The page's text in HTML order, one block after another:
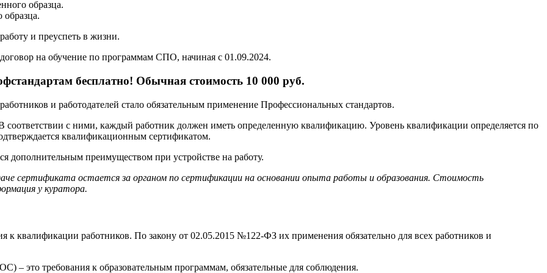
образца.
образца.
и преуспеть в жизни.
на обучение по программам СПО, начиная с 01.09.2024.
бесплатно! Обычная стоимость 10 000 руб.
и работодателей стало обязательным применение Профессиональных стандартов.
соответствии с ними, каждый работник должен иметь определенную квалификацию. Уровень квалификации определяется по
квалификационным сертификатом.
дополнительным преимуществом при устройстве на работу.
сертификата остается за органом по сертификации на основании опыта работы и образования. Стоимость
у куратора.
к квалификации работников. По закону от 02.05.2015 №122-ФЗ их применения обязательно для всех работников и
– это требования к образовательным программам, обязательные для соблюдения.